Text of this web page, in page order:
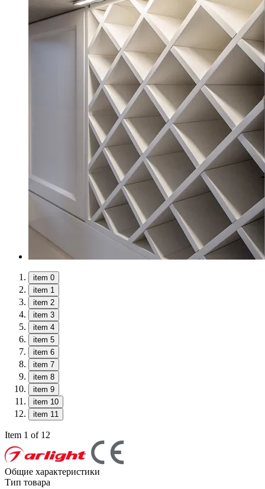
item 0
item 1
item 2
item 3
item 4
item 5
item 6
item 7
item 8
item 9
item 10
item 11
Item 1 of 12
Общие характеристики
Тип товара